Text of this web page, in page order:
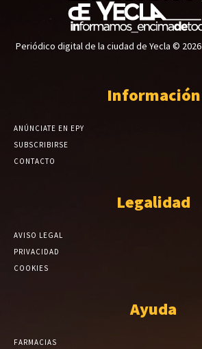
Periódico digital de la ciudad de Yecla © 2026
Información
ANÚNCIATE EN EPY
SUBSCRIBIRSE
CONTACTO
Legalidad
AVISO LEGAL
PRIVACIDAD
COOKIES
Ayuda
FARMACIAS